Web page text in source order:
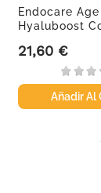
Endocare
Hyaluboost
Precio
21,60 €
Añadir Al